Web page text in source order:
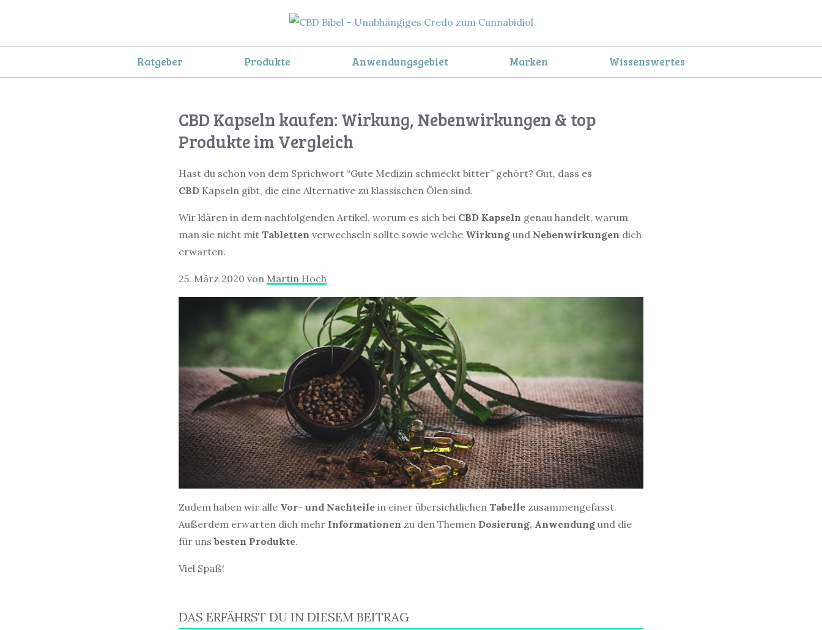
Inhalt
Ratgeber Produkte Anwendungsgebiet Marken Wissenswertes
CBD Kapseln kaufen: Wirkung, Nebenwirkungen & top
Produkte im Vergleich
Hast du schon von dem Sprichwort “Gute Medizin schmeckt bitter” gehört? Gut, dass es
CBD Kapseln gibt, die eine Alternative zu klassischen Ölen sind.
Wir klären in dem nachfolgenden Artikel, worum es sich bei CBD Kapseln genau handelt, warum
man sie nicht mit Tabletten verwechseln sollte sowie welche Wirkung und Nebenwirkungen dich
erwarten.
25. März 2020 von Martin Hoch
Zudem haben wir alle Vor- und Nachteile in einer übersichtlichen Tabelle zusammengefasst.
Außerdem erwarten dich mehr Informationen zu den Themen Dosierung, Anwendung und die
für uns besten Produkte.
Viel Spaß!
DAS ERFÄHRST DU IN DIESEM BEITRAG